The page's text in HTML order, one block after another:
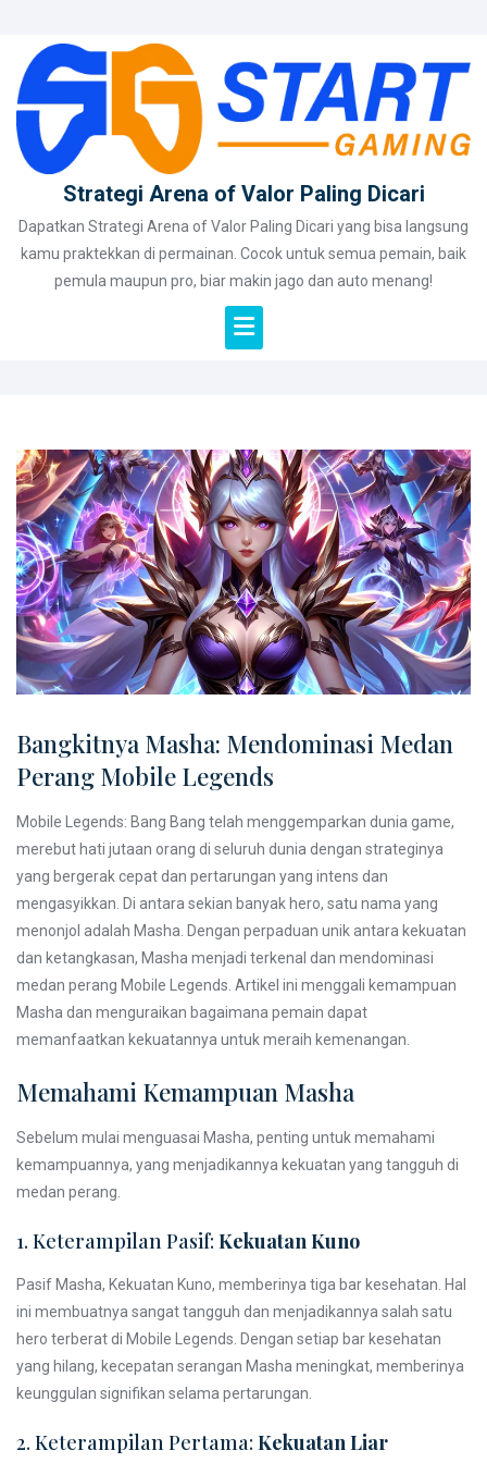
content
Strategi Arena of Valor Paling Dicari
Dapatkan Strategi Arena of Valor Paling Dicari yang bisa langsung
kamu praktekkan di permainan. Cocok untuk semua pemain, baik
pemula maupun pro, biar makin jago dan auto menang!
Bangkitnya Masha: Mendominasi Medan
Perang Mobile Legends
Mobile Legends: Bang Bang telah menggemparkan dunia game,
merebut hati jutaan orang di seluruh dunia dengan strateginya
yang bergerak cepat dan pertarungan yang intens dan
mengasyikkan. Di antara sekian banyak hero, satu nama yang
menonjol adalah Masha. Dengan perpaduan unik antara kekuatan
dan ketangkasan, Masha menjadi terkenal dan mendominasi
medan perang Mobile Legends. Artikel ini menggali kemampuan
Masha dan menguraikan bagaimana pemain dapat
memanfaatkan kekuatannya untuk meraih kemenangan.
Memahami Kemampuan Masha
Sebelum mulai menguasai Masha, penting untuk memahami
kemampuannya, yang menjadikannya kekuatan yang tangguh di
medan perang.
1. Keterampilan Pasif: Kekuatan Kuno
Pasif Masha, Kekuatan Kuno, memberinya tiga bar kesehatan. Hal
ini membuatnya sangat tangguh dan menjadikannya salah satu
hero terberat di Mobile Legends. Dengan setiap bar kesehatan
yang hilang, kecepatan serangan Masha meningkat, memberinya
keunggulan signifikan selama pertarungan.
2. Keterampilan Pertama: Kekuatan Liar